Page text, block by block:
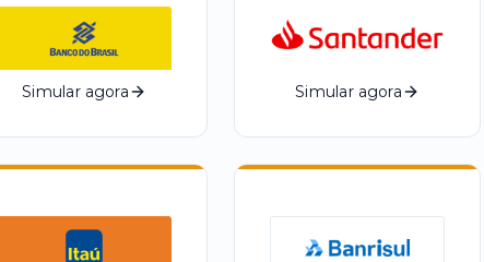
Simular agora Simular agora